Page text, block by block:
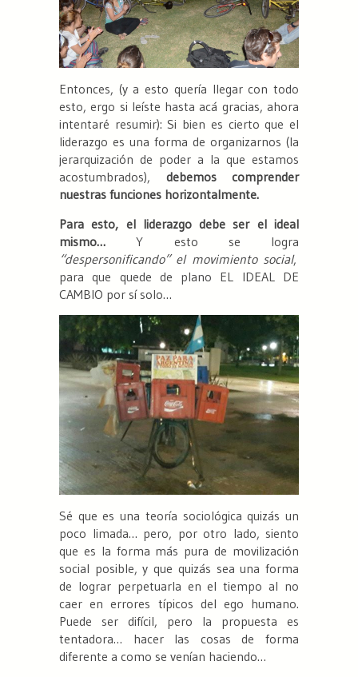
Entonces, (y a esto quería llegar con todo
esto, ergo si leíste hasta acá gracias, ahora
intentaré resumir): Si bien es cierto que el
liderazgo es una forma de organizarnos (la
jerarquización de poder a la que estamos
acostumbrados), debemos comprender
nuestras funciones horizontalmente.
Para esto, el liderazgo debe ser el ideal
mismo… Y esto se logra
“despersonificando” el movimiento social,
para que quede de plano EL IDEAL DE
CAMBIO por sí solo…
Sé que es una teoría sociológica quizás un
poco limada… pero, por otro lado, siento
que es la forma más pura de movilización
social posible, y que quizás sea una forma
de lograr perpetuarla en el tiempo al no
caer en errores típicos del ego humano.
Puede ser difícil, pero la propuesta es
tentadora… hacer las cosas de forma
diferente a como se venían haciendo…